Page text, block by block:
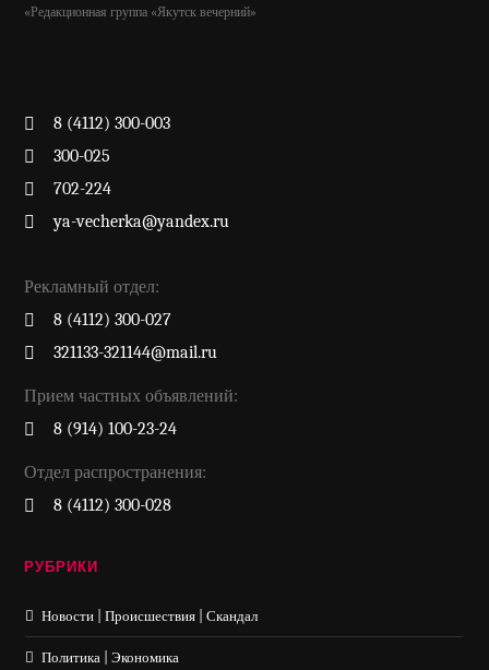
«Редакционная группа «Якутск вечерний»
8 (4112) 300-003
300-025
702-224
ya-vecherka@yandex.ru
Рекламный отдел:
8 (4112) 300-027
321133-321144@mail.ru
Прием частных объявлений:
8 (914) 100-23-24
Отдел распространения:
8 (4112) 300-028
РУБРИКИ
Новости | Происшествия | Скандал
Политика | Экономика